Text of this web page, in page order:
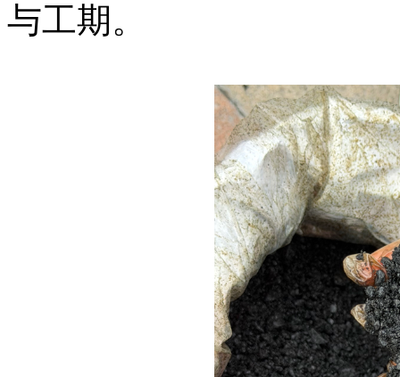
与工期。